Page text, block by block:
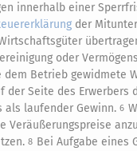
innerhalb einer
der
oder
dem Betrieb gewidmete
der Seite des
als laufender Gewinn. 6
Veräußerungspreise
8 Bei Aufgabe eines